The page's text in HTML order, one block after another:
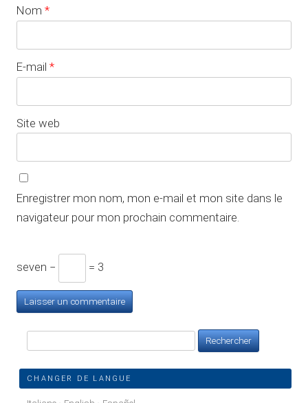
Nom *
E-mail *
Site web
Enregistrer mon nom, mon e-mail et mon site dans le
navigateur pour mon prochain commentaire.
seven − = 3
CHANGER DE LANGUE